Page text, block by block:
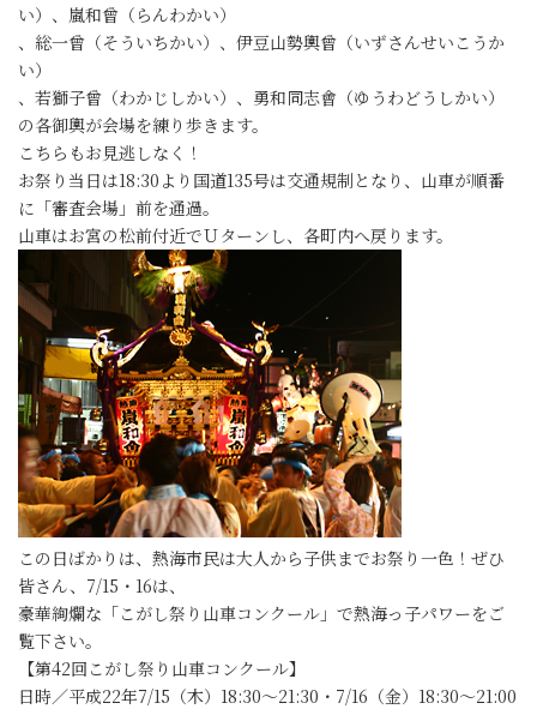
い）、嵐和曾（らんわかい）
、総一曾（そういちかい）、伊豆山勢輿曾（いずさんせいこうか
い）
、若獅子曾（わかじしかい）、勇和同志會（ゆうわどうしかい）
の各御輿が会場を練り歩きます。
こちらもお見逃しなく！
お祭り当日は18:30より国道135号は交通規制となり、山車が順番
に「審査会場」前を通過。
山車はお宮の松前付近でＵターンし、各町内へ戻ります。
この日ばかりは、熱海市民は大人から子供までお祭り一色！ぜひ
皆さん、7/15・16は、
豪華絢爛な「こがし祭り山車コンクール」で熱海っ子パワーをご
覧下さい。
【第42回こがし祭り山車コンクール】
日時／平成22年7/15（木）18:30～21:30・7/16（金）18:30～21:00